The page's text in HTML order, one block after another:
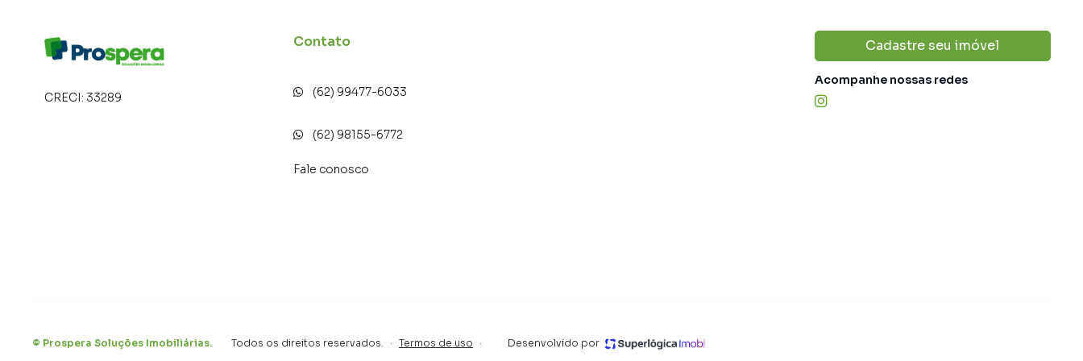
CRECI: 33289
Contato
(62) 99477-6033
(62) 98155-6772
Fale conosco
Cadastre seu imóvel
Acompanhe nossas redes
© Prospera Soluções Imobiliárias. Todos os direitos reservados. · Termos de uso · Desenvolvido por